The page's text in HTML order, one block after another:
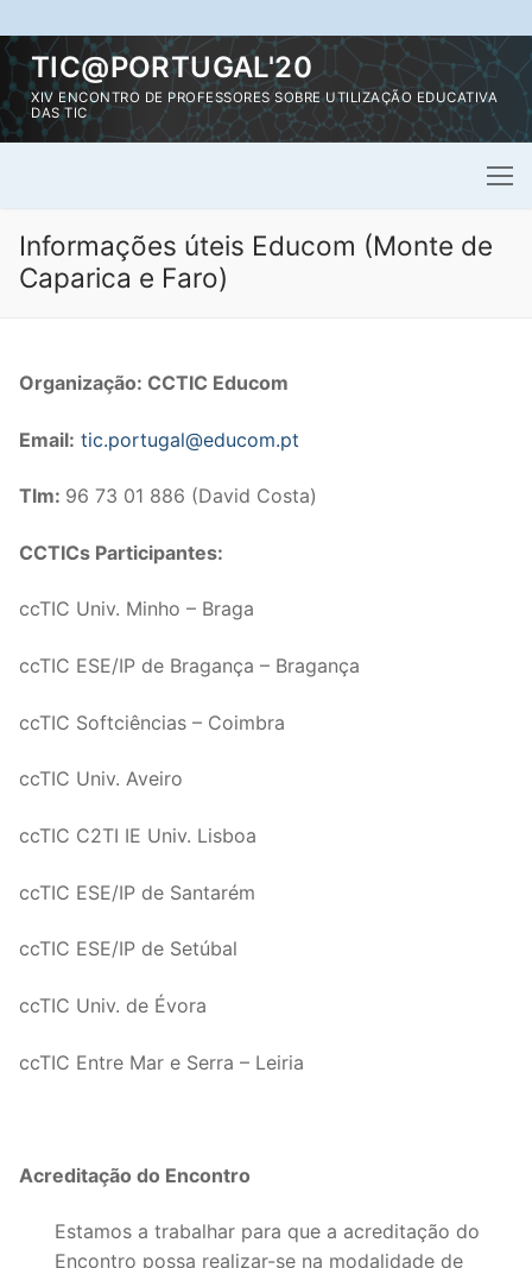
Saltar
para
conteúdo
TIC@PORTUGAL'20
XIV ENCONTRO DE PROFESSORES SOBRE UTILIZAÇÃO EDUCATIVA
DAS TIC
Informações úteis Educom (Monte de
Caparica e Faro)
Organização: CCTIC Educom
Email: tic.portugal@educom.pt
Tlm: 96 73 01 886 (David Costa)
CCTICs Participantes:
ccTIC Univ. Minho – Braga
ccTIC ESE/IP de Bragança – Bragança
ccTIC Softciências – Coimbra
ccTIC Univ. Aveiro
ccTIC C2TI IE Univ. Lisboa
ccTIC ESE/IP de Santarém
ccTIC ESE/IP de Setúbal
ccTIC Univ. de Évora
ccTIC Entre Mar e Serra – Leiria
Acreditação do Encontro
Estamos a trabalhar para que a acreditação do
Encontro possa realizar-se na modalidade de